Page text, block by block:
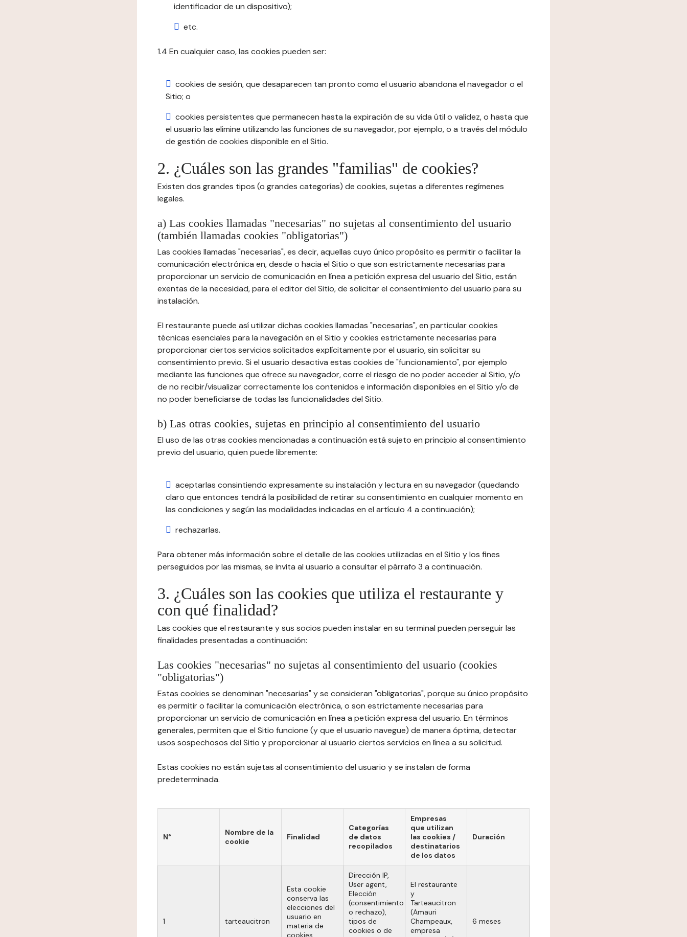
identificador de un dispositivo);
etc.
1.4 En cualquier caso, las cookies pueden ser:
cookies de sesión, que desaparecen tan pronto como el usuario abandona el navegador o el
Sitio; o
cookies persistentes que permanecen hasta la expiración de su vida útil o validez, o hasta que
el usuario las elimine utilizando las funciones de su navegador, por ejemplo, o a través del módulo
de gestión de cookies disponible en el Sitio.
2. ¿Cuáles son las grandes "familias" de cookies?
Existen dos grandes tipos (o grandes categorías) de cookies, sujetas a diferentes regímenes
legales.
a) Las cookies llamadas "necesarias" no sujetas al consentimiento del usuario
(también llamadas cookies "obligatorias")
Las cookies llamadas "necesarias", es decir, aquellas cuyo único propósito es permitir o facilitar la
comunicación electrónica en, desde o hacia el Sitio o que son estrictamente necesarias para
proporcionar un servicio de comunicación en línea a petición expresa del usuario del Sitio, están
exentas de la necesidad, para el editor del Sitio, de solicitar el consentimiento del usuario para su
instalación.
El restaurante puede así utilizar dichas cookies llamadas "necesarias", en particular cookies
técnicas esenciales para la navegación en el Sitio y cookies estrictamente necesarias para
proporcionar ciertos servicios solicitados explícitamente por el usuario, sin solicitar su
consentimiento previo. Si el usuario desactiva estas cookies de "funcionamiento", por ejemplo
mediante las funciones que ofrece su navegador, corre el riesgo de no poder acceder al Sitio, y/o
de no recibir/visualizar correctamente los contenidos e información disponibles en el Sitio y/o de
no poder beneficiarse de todas las funcionalidades del Sitio.
b) Las otras cookies, sujetas en principio al consentimiento del usuario
El uso de las otras cookies mencionadas a continuación está sujeto en principio al consentimiento
previo del usuario, quien puede libremente:
aceptarlas consintiendo expresamente su instalación y lectura en su navegador (quedando
claro que entonces tendrá la posibilidad de retirar su consentimiento en cualquier momento en
las condiciones y según las modalidades indicadas en el artículo 4 a continuación);
rechazarlas.
Para obtener más información sobre el detalle de las cookies utilizadas en el Sitio y los fines
perseguidos por las mismas, se invita al usuario a consultar el párrafo 3 a continuación.
3. ¿Cuáles son las cookies que utiliza el restaurante y
con qué finalidad?
Las cookies que el restaurante y sus socios pueden instalar en su terminal pueden perseguir las
finalidades presentadas a continuación:
Las cookies "necesarias" no sujetas al consentimiento del usuario (cookies
"obligatorias")
Estas cookies se denominan "necesarias" y se consideran "obligatorias", porque su único propósito
es permitir o facilitar la comunicación electrónica, o son estrictamente necesarias para
proporcionar un servicio de comunicación en línea a petición expresa del usuario. En términos
generales, permiten que el Sitio funcione (y que el usuario navegue) de manera óptima, detectar
usos sospechosos del Sitio y proporcionar al usuario ciertos servicios en línea a su solicitud.
Estas cookies no están sujetas al consentimiento del usuario y se instalan de forma
predeterminada.
N°
Nombre de la
cookie
Finalidad
Categorías
de datos
recopilados
Empresas
que utilizan
las cookies /
destinatarios
de los datos
Duración
1 tarteaucitron
Esta cookie
conserva las
elecciones del
usuario en
materia de
cookies
Dirección IP,
User agent,
Elección
(consentimiento
o rechazo),
tipos de
cookies o de
El restaurante
y
Tarteaucitron
(Amauri
Champeaux,
empresa
6 meses